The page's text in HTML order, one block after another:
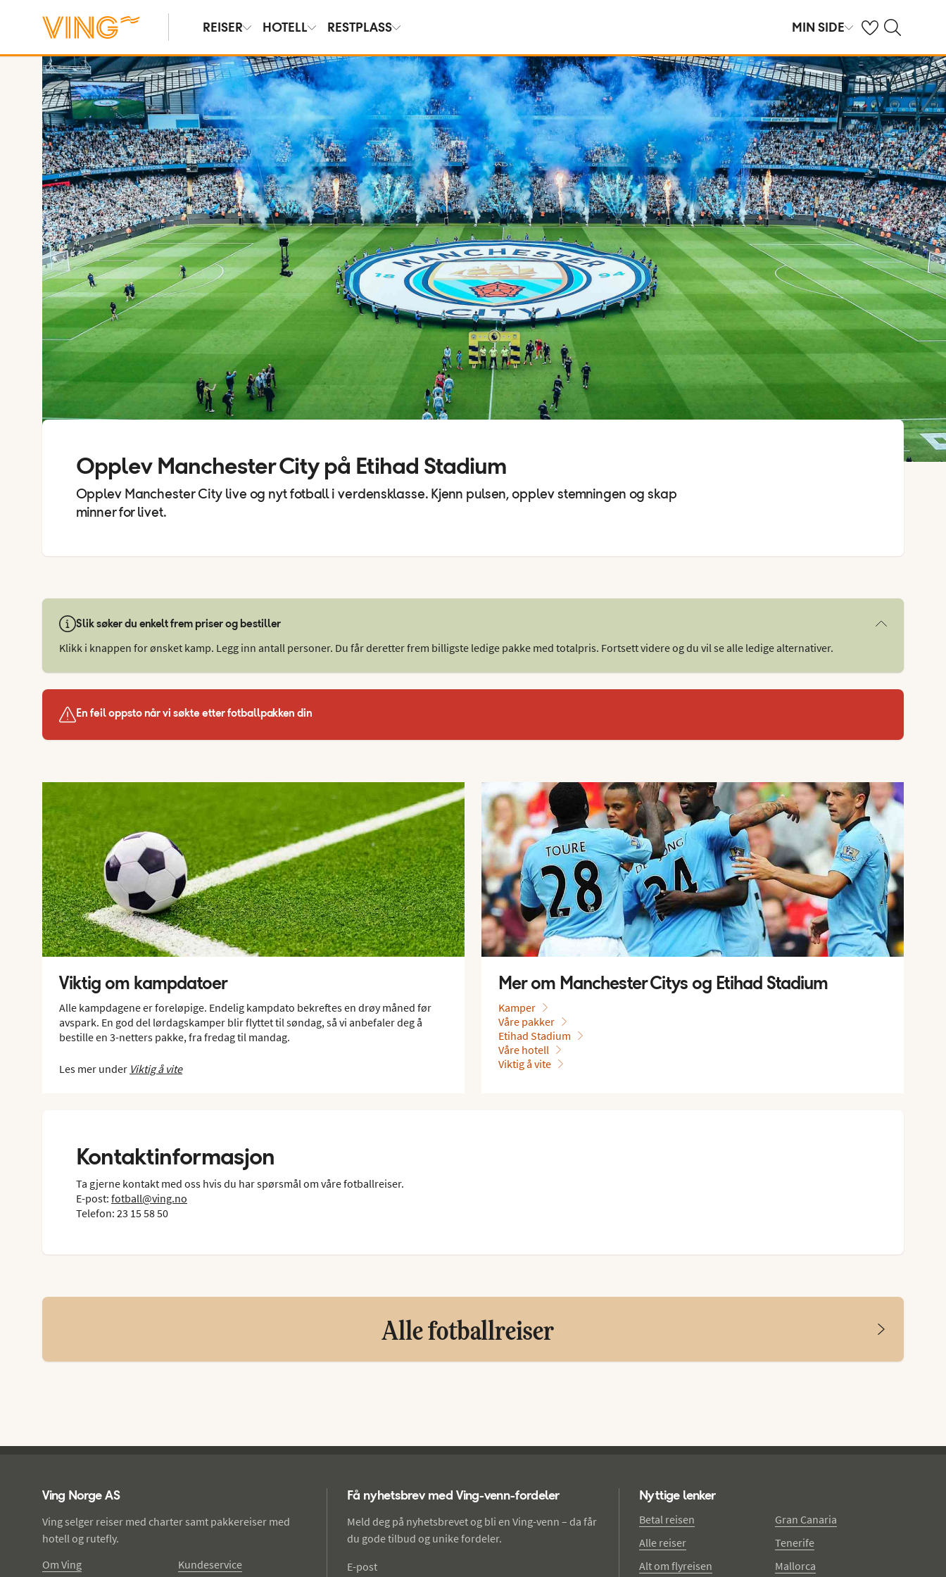
REISER HOTELL RESTPLASS MIN SIDE Se dine sparte
Søk på ving.no
Opplev Manchester City på Etihad Stadium
Opplev Manchester City live og nyt fotball i verdensklasse. Kjenn pulsen, opplev stemningen og skap
minner for livet.
Slik søker du enkelt frem priser og bestiller
Klikk i knappen for ønsket kamp. Legg inn antall personer. Du får deretter frem billigste ledige pakke med totalpris. Fortsett videre og du vil se alle ledige alternativer.
En feil oppsto når vi søkte etter fotballpakken din
Viktig om kampdatoer
Alle kampdagene er foreløpige. Endelig kampdato bekreftes en drøy måned før
avspark. En god del lørdagskamper blir flyttet til søndag, så vi anbefaler deg å
bestille en 3-netters pakke, fra fredag til mandag.
Les mer under Viktig å vite
Mer om Manchester Citys og Etihad Stadium
Kamper
Våre pakker
Etihad Stadium
Våre hotell
Viktig å vite
Kontaktinformasjon
Ta gjerne kontakt med oss hvis du har spørsmål om våre fotballreiser.
E-post: fotball@ving.no
Telefon: 23 15 58 50
Alle fotballreiser
Ving Norge AS
Ving selger reiser med charter samt pakkereiser med
hotell og rutefly.
Om Ving
Kundeservice
Få nyhetsbrev med Ving-venn-fordeler
Meld deg på nyhetsbrevet og bli en Ving-venn – da får
du gode tilbud og unike fordeler.
E-post
Nyttige lenker
Betal reisen
Alle reiser
Alt om flyreisen
Gran Canaria
Tenerife
Mallorca